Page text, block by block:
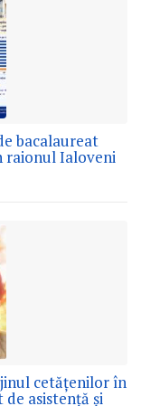
bacalaureat
raionul Ialoveni
cetățenilor în
asistență și